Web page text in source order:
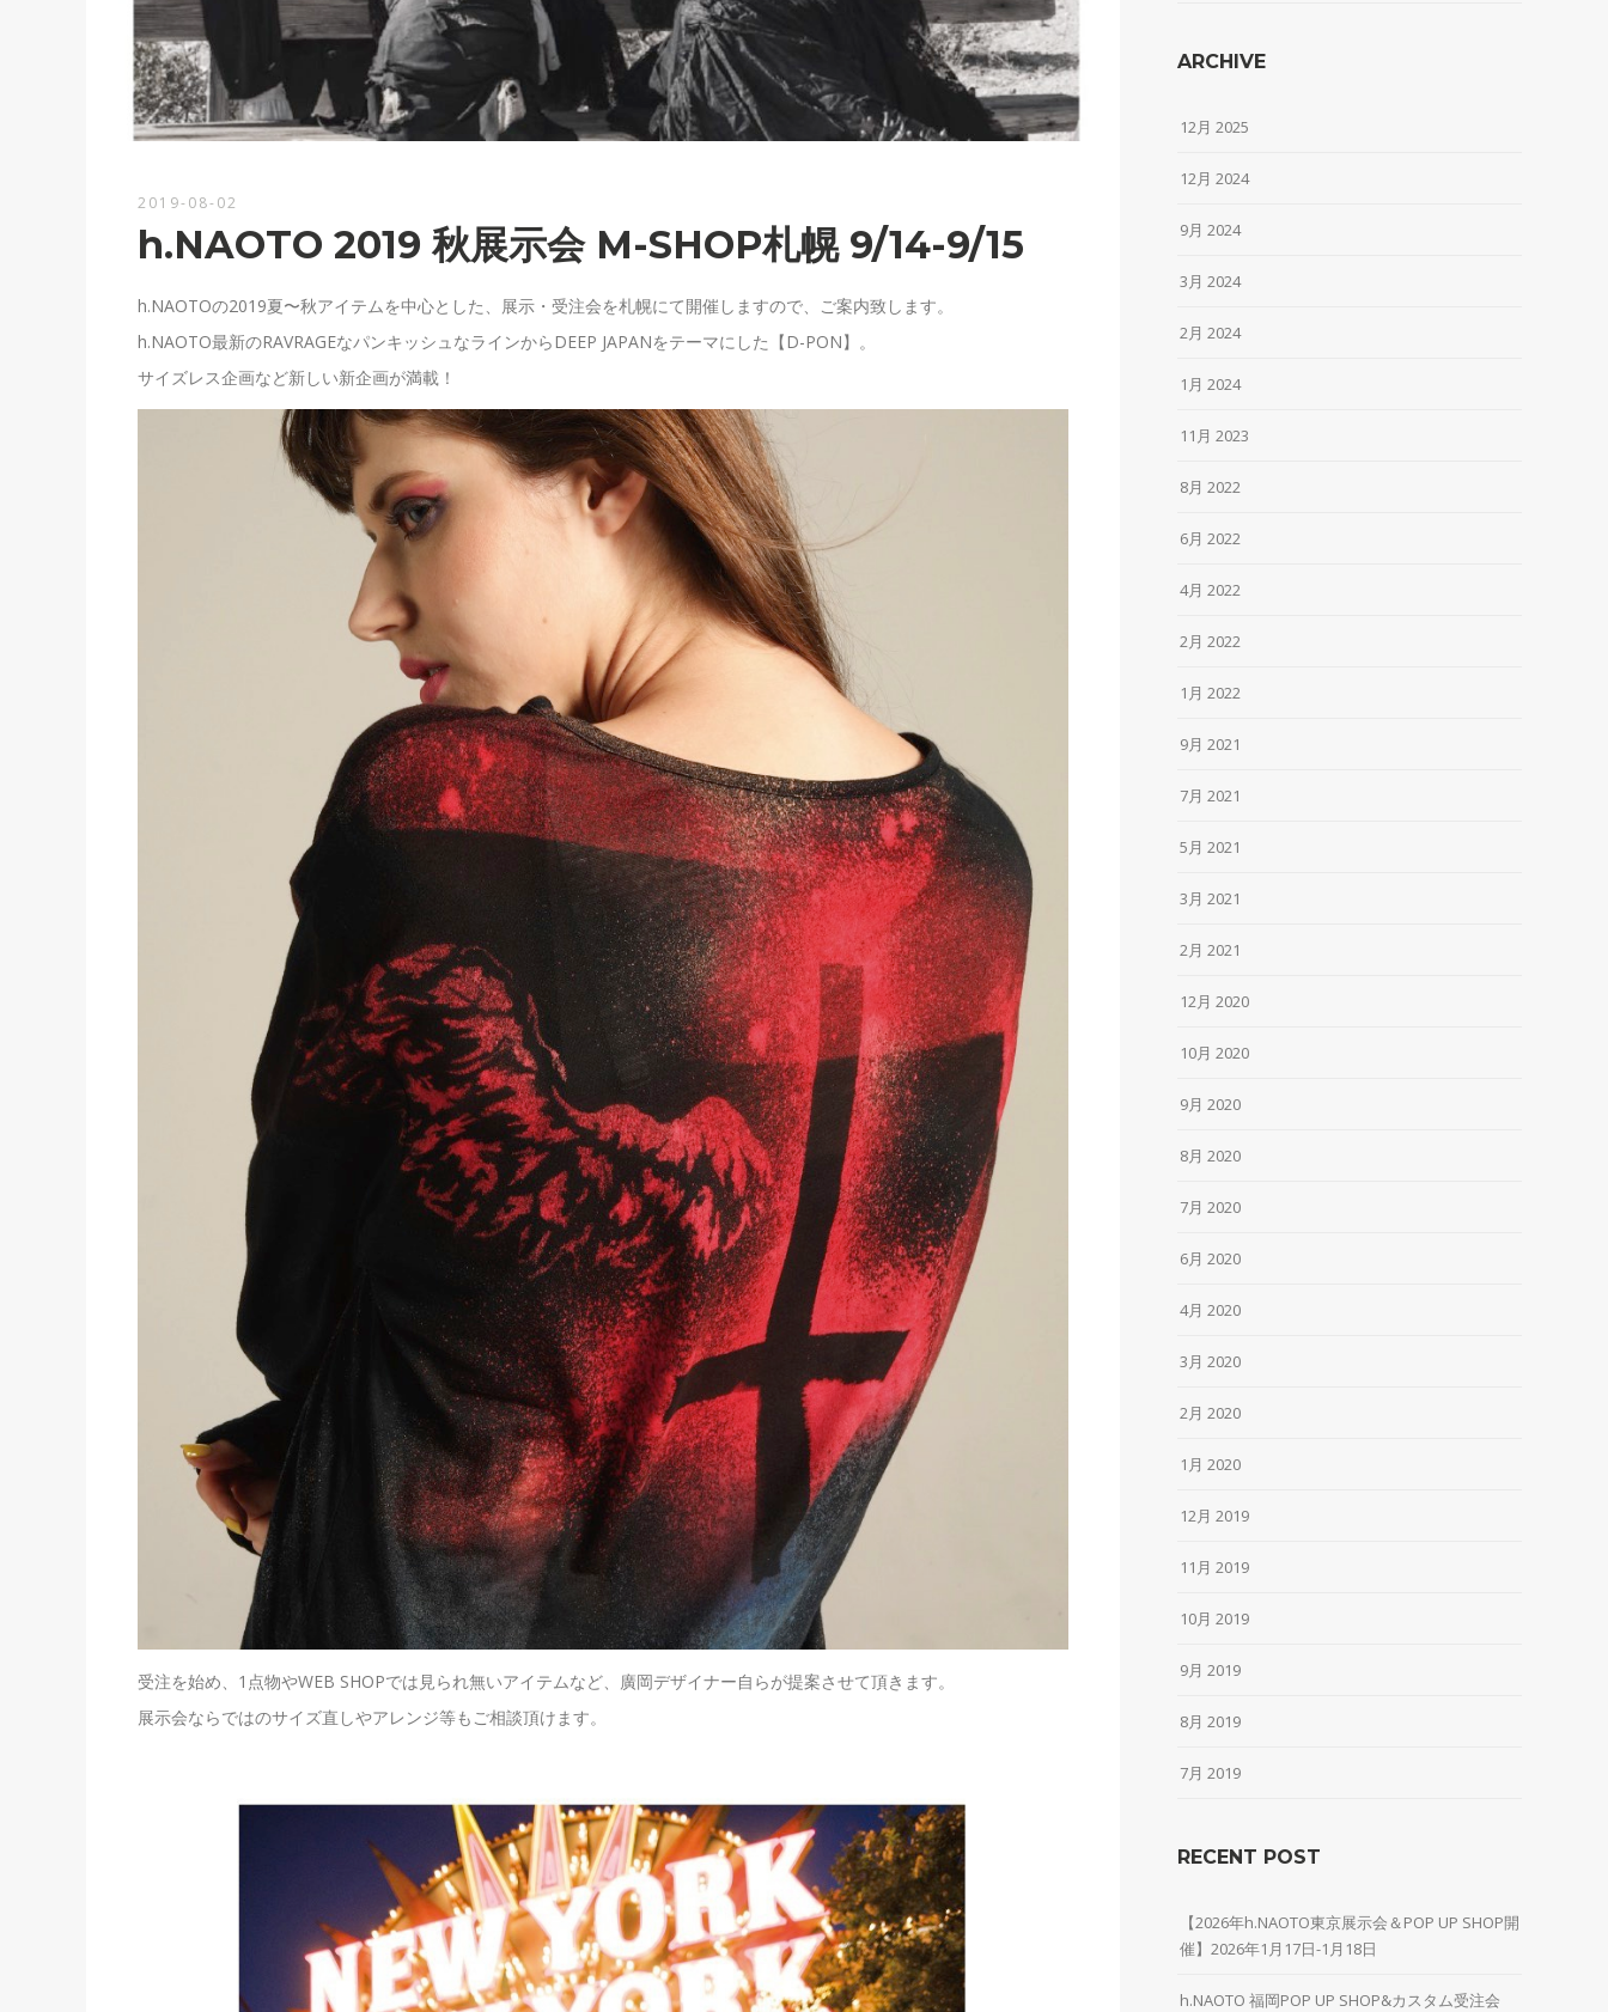
2019-08-02
h.NAOTO 2019 秋展示会 M-SHOP札幌 9/14-9/15
h.NAOTOの2019夏〜秋アイテムを中心とした、展示・受注会を札幌にて開催しますので、ご案内致します。
h.NAOTO最新のRAVRAGEなパンキッシュなラインからDEEP JAPANをテーマにした【D-PON】。
サイズレス企画など新しい新企画が満載！
受注を始め、1点物やWEB SHOPでは見られ無いアイテムなど、廣岡デザイナー自らが提案させて頂きます。
展示会ならではのサイズ直しやアレンジ等もご相談頂けます。
ARCHIVE
12月 2025
12月 2024
9月 2024
3月 2024
2月 2024
1月 2024
11月 2023
8月 2022
6月 2022
4月 2022
2月 2022
1月 2022
9月 2021
7月 2021
5月 2021
3月 2021
2月 2021
12月 2020
10月 2020
9月 2020
8月 2020
7月 2020
6月 2020
4月 2020
3月 2020
2月 2020
1月 2020
12月 2019
11月 2019
10月 2019
9月 2019
8月 2019
7月 2019
RECENT POST
【2026年h.NAOTO東京展示会＆POP UP SHOP開
催】2026年1月17日-1月18日
h.NAOTO 福岡POP UP SHOP&カスタム受注会